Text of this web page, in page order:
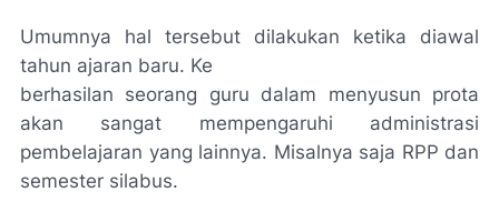
Umumnya hal tersebut dilakukan ketika diawal
tahun ajaran baru. Ke
berhasilan seorang guru dalam menyusun prota
akan sangat mempengaruhi administrasi
pembelajaran yang lainnya. Misalnya saja RPP dan
semester silabus.